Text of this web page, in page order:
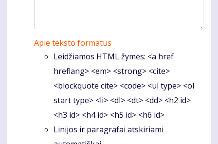
Apie teksto formatus
Leidžiamos HTML žymės: <a href
hreflang> <em> <strong> <cite>
<blockquote cite> <code> <ul type> <ol
start type> <li> <dl> <dt> <dd> <h2 id>
<h3 id> <h4 id> <h5 id> <h6 id>
Linijos ir paragrafai atskiriami